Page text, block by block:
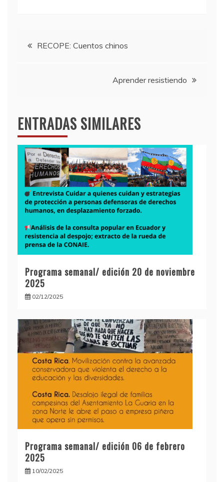
Navegación
RECOPE: Cuentos chinos
Aprender resistiendo
ENTRADAS SIMILARES
Programa semanal/ edición 20 de noviembre
2025
02/12/2025
Programa semanal/ edición 06 de febrero
2025
10/02/2025